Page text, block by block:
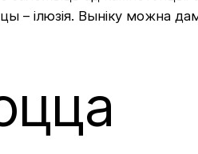
– ілюзія. Выніку можна